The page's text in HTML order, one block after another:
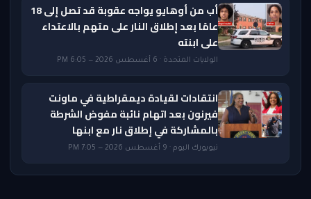
أب من أوهايو يواجه عقوبة قد تصل إلى 18
عامًا بعد إطلاق النار على متهم بالاعتداء
على ابنته
الولايات المتحدة · 6 أغسطس 2026 — 6:05 PM
انتقادات لقيادة ديمقراطية في ماونت
فيرنون بعد اتهام نائبة مفوض الشرطة
بالمشاركة في إطلاق نار مع ابنها
نيويورك اليوم · 9 أغسطس 2026 — 7:05 PM